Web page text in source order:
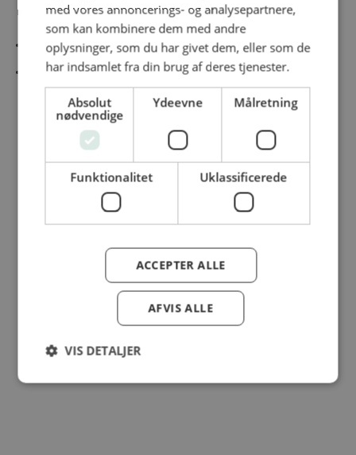
Information
Cookiepolitk
Persondatapolitik
© Dansk Cater A/S - All rights reserved
med vores annoncerings- og analysepartnere,
som kan kombinere dem med andre
oplysninger, som du har givet dem, eller som de
har indsamlet fra din brug af deres tjenester.
Absolut
nødvendige
Ydeevne Målretning
Funktionalitet Uklassificerede
ACCEPTER ALLE
AFVIS ALLE
VIS DETALJER